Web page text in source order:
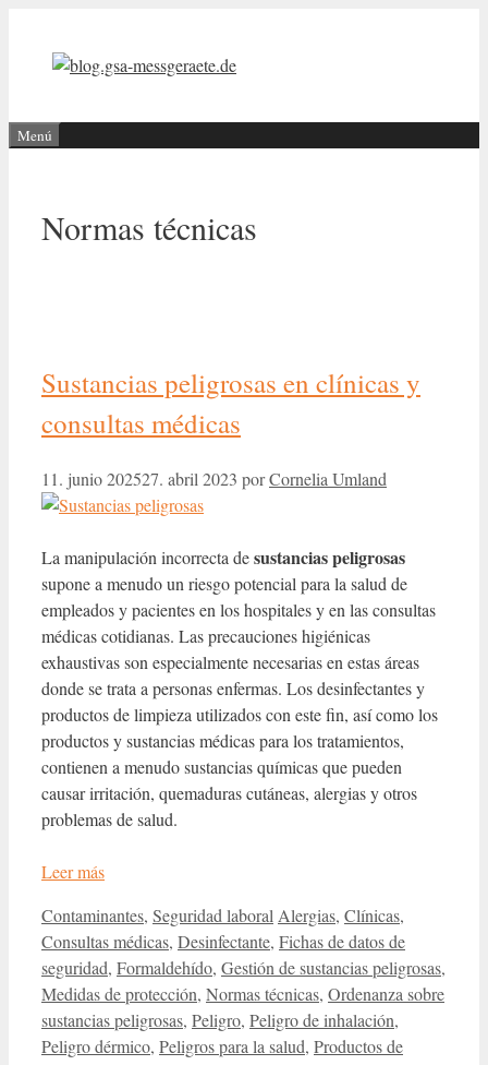
contenido
Menú
Normas técnicas
Sustancias peligrosas en clínicas y
consultas médicas
11. junio 202527. abril 2023 porCornelia Umland
La manipulación incorrecta desustancias peligrosas
supone a menudo un riesgo potencial para la salud de
empleados y pacientes en los hospitales y en las consultas
médicas cotidianas. Las precauciones higiénicas
exhaustivas son especialmente necesarias en estas áreas
donde se trata a personas enfermas. Los desinfectantes y
productos de limpieza utilizados con este fin, así como los
productos y sustancias médicas para los tratamientos,
contienen a menudo sustancias químicas que pueden
causar irritación, quemaduras cutáneas, alergias y otros
problemas de salud.
Leer más
Categorías
Contaminantes, Seguridad laboral Etiquetas
Alergias, Clínicas,
Consultas médicas, Desinfectante, Fichas de datos de
seguridad, Formaldehído, Gestión de sustancias peligrosas,
Medidas de protección, Normas técnicas, Ordenanza sobre
sustancias peligrosas, Peligro, Peligro de inhalación,
Peligro dérmico, Peligros para la salud, Productos de